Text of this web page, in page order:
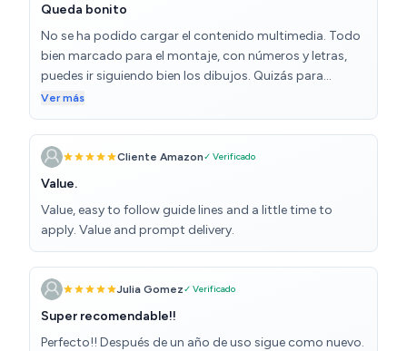
Queda bonito
No se ha podido cargar el contenido multimedia. Todo
bien marcado para el montaje, con números y letras,
puedes ir siguiendo bien los dibujos. Quizás para
nosotros lo que confunde más es poner el riel del cajón,
no se ve muy bien en el dibujo pero si lo pones bien
encaja todo correctamente.
Ver más
Cliente Amazon✓ Verificado
Value.
Value, easy to follow guide lines and a little time to
apply. Value and prompt delivery.
Julia Gomez✓ Verificado
Super recomendable!!
Perfecto!! Después de un año de uso sigue como nuevo.